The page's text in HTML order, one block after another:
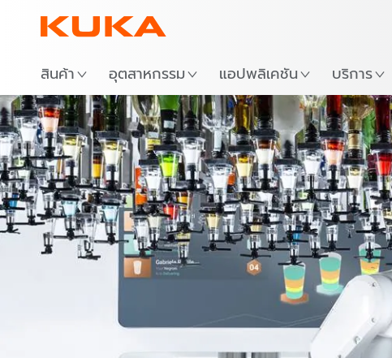
สินค้า อุตสาหกรรม แอปพลิเคชัน บริการ
บาร์ค็อกเทล